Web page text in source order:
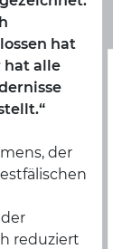
hat
hat alle
der
reduziert